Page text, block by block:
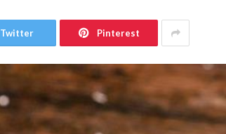
Twitter Pinterest